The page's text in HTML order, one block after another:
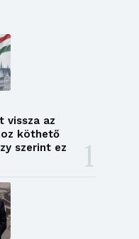
vissza az
köthető
szerint ez